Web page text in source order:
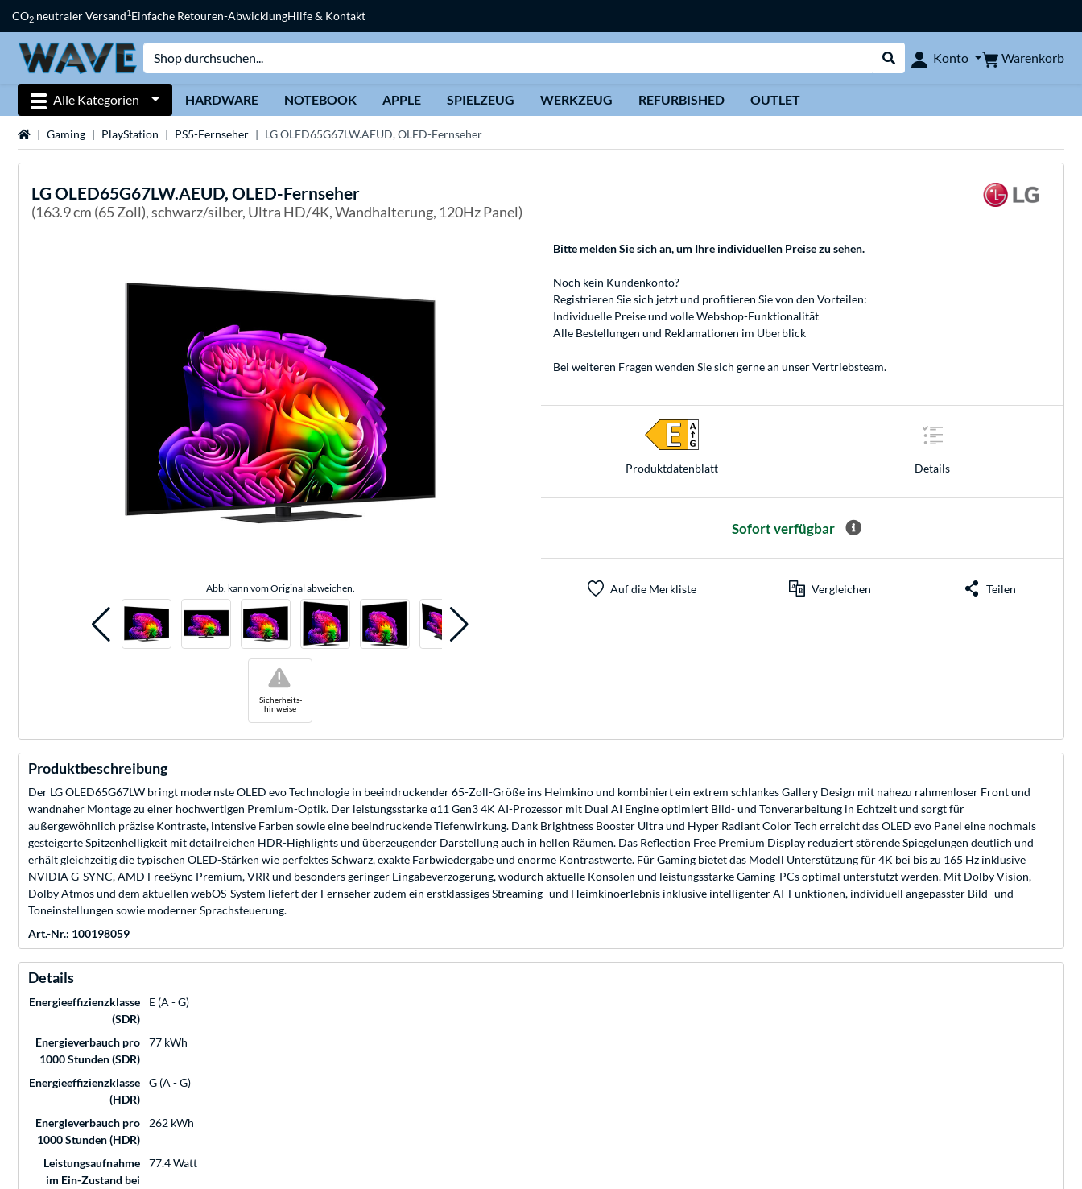
CO2 neutraler Versand1Einfache Retouren-AbwicklungHilfe & Kontakt
Suche durchführen
Konto Warenkorb
Alle Kategorien HARDWARE NOTEBOOK APPLE SPIELZEUG WERKZEUG REFURBISHED OUTLET
StartseiteGaming PlayStation PS5-Fernseher LG OLED65G67LW.AEUD, OLED-Fernseher
LG OLED65G67LW.AEUD, OLED-Fernseher
(163.9 cm (65 Zoll), schwarz/silber, Ultra HD/4K, Wandhalterung, 120Hz Panel)
Abb. kann vom Original abweichen.
Sicherheits-
hinweise
!
Bitte melden Sie sich an, um Ihre individuellen Preise zu sehen.
Noch kein Kundenkonto?
Registrieren Sie sich jetzt und profitieren Sie von den Vorteilen:
Individuelle Preise und volle Webshop-Funktionalität
Alle Bestellungen und Reklamationen im Überblick
Bei weiteren Fragen wenden Sie sich gerne an unserVertriebsteam.
Produkt­datenblatt Details
Sofort verfügbar
Auf die Merkliste Vergleichen Teilen
Produktbeschreibung
Der LG OLED65G67LW bringt modernste OLED evo Technologie in beeindruckender 65-Zoll-Größe ins Heimkino und kombiniert ein extrem schlankes Gallery Design mit nahezu rahmenloser Front und
wandnaher Montage zu einer hochwertigen Premium-Optik. Der leistungsstarke α11 Gen3 4K AI-Prozessor mit Dual AI Engine optimiert Bild- und Tonverarbeitung in Echtzeit und sorgt für
außergewöhnlich präzise Kontraste, intensive Farben sowie eine beeindruckende Tiefenwirkung. Dank Brightness Booster Ultra und Hyper Radiant Color Tech erreicht das OLED evo Panel eine nochmals
gesteigerte Spitzenhelligkeit mit detailreichen HDR-Highlights und überzeugender Darstellung auch in hellen Räumen. Das Reflection Free Premium Display reduziert störende Spiegelungen deutlich und
erhält gleichzeitig die typischen OLED-Stärken wie perfektes Schwarz, exakte Farbwiedergabe und enorme Kontrastwerte. Für Gaming bietet das Modell Unterstützung für 4K bei bis zu 165 Hz inklusive
NVIDIA G-SYNC, AMD FreeSync Premium, VRR und besonders geringer Eingabeverzögerung, wodurch aktuelle Konsolen und leistungsstarke Gaming-PCs optimal unterstützt werden. Mit Dolby Vision,
Dolby Atmos und dem aktuellen webOS-System liefert der Fernseher zudem ein erstklassiges Streaming- und Heimkinoerlebnis inklusive intelligenter AI-Funktionen, individuell angepasster Bild- und
Toneinstellungen sowie moderner Sprachsteuerung.
Art.-Nr.: 100198059
Details
Energieeffizienzklasse
(SDR)
E (A - G)
Energieverbauch pro
1000 Stunden (SDR)
77 kWh
Energieeffizienzklasse
(HDR)
G (A - G)
Energieverbauch pro
1000 Stunden (HDR)
262 kWh
Leistungsaufnahme
im Ein-Zustand bei
77.4 Watt